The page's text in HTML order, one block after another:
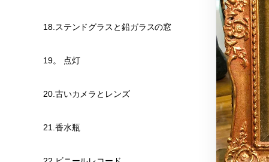
18.ステンドグラスと鉛ガラスの窓
19。 点灯
20.古いカメラとレンズ
21.香水瓶